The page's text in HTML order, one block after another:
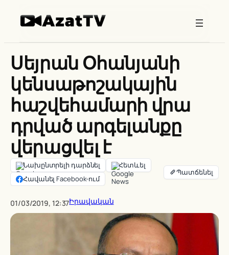
Սեյրան Օհանյանի
կենսաթոշակային
հաշվեհամարի վրա
դրված արգելանքը
վերացվել է
Նախընտրելի դարձնել
Հետևել
Հավանել Facebook-ում
01/03/2019, 12:37Իրավական